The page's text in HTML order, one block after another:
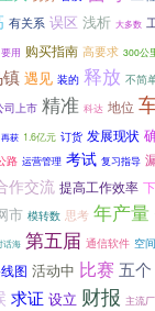
有关系 误区 浅析 大多数
要用 购买指南 高要求 300公
遇见 装的 释放 不简
司上市 精准 科达 地位
再获 1.6亿元 订货 发展现状
路 运营管理 考试 复习指导
作交流 提高工作效率
市 模转数 思考 年产量
话海 第五届 通信软件 空
图 活动中 比赛 五个
求证 设立 财报 主流厂